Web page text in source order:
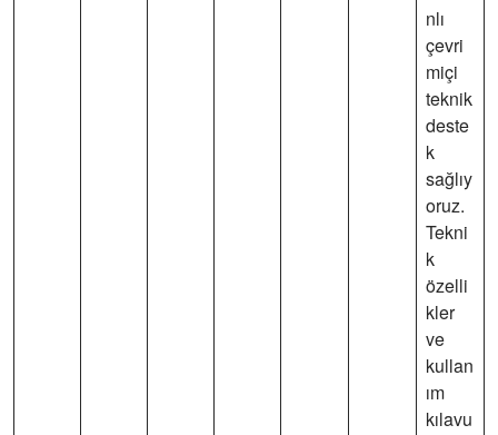
nlı
çevri
miçi
teknik
deste
k
sağlıy
oruz.
Tekni
k
özelli
kler
ve
kullan
ım
kılavu